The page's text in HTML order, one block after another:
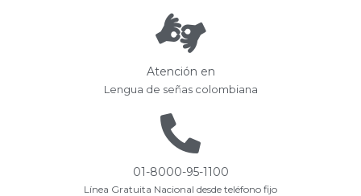
Atención en
Lengua de señas colombiana
01-8000-95-1100
Línea Gratuita Nacional desde teléfono fijo